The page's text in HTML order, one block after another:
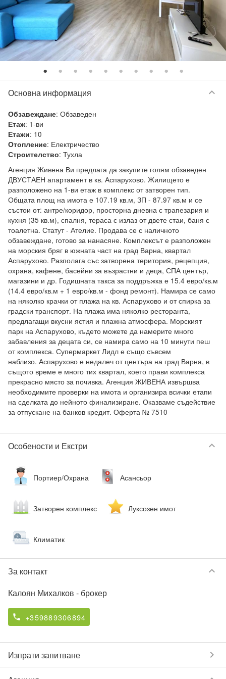
Основна информация keyboard_arrow_down
Обзавеждане: Обзаведен
Етаж: 1-ви
Етажи: 10
Отопление: Електричество
Строителство: Тухла
Агенция Живена Ви предлага да закупите голям обзаведен
ДВУСТАЕН апартамент в кв. Аспарухово. Жилището е
разположено на 1-ви етаж в комплекс от затворен тип.
Общата площ на имота е 107.19 кв.м, ЗП - 87.97 кв.м и се
състои от: антре/коридор, просторна дневна с трапезария и
кухня (35 кв.м), спалня, тераса с излаз от двете стаи, баня с
тоалетна. Статут - Ателие. Продава се с наличното
обзавеждане, готово за нанасяне. Комплексът е разположен
на морския бряг в южната част на град Варна, квартал
Аспарухово. Разполага със затворена територия, рецепция,
охрана, кафене, басейни за възрастни и деца, СПА център,
магазини и др. Годишната такса за поддръжка е 15.4 евро/кв.м
(14.4 евро/кв.м + 1 евро/кв.м - фонд ремонт). Намира се само
на няколко крачки от плажа на кв. Аспарухово и от спирка за
градски транспорт. На плажа има няколко ресторанта,
предлагащи вкусни ястия и плажна атмосфера. Морският
парк на Аспарухово, където можете да намерите много
забавления за децата си, се намира само на 10 минути пеш
от комплекса. Супермаркет Лидл е също съвсем
наблизо. Аспарухово е недалеч от центъра на град Варна, в
същото време е много тих квартал, което прави комплекса
прекрасно място за почивка. Агенция ЖИВЕНА извършва
необходимите проверки на имота и организира всички етапи
на сделката до нейното финализиране. Оказваме съдействие
Особености и Екстри keyboard_arrow_down
Портиер/Охрана Асансьор
Затворен комплекс Луксозен имот
Климатик
За контакт keyboard_arrow_down
Калоян Михалков - брокер
phone +359889306894
Изпрати запитване chevron_right